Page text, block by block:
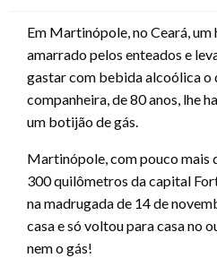
Em Martinópole, no Ceará, um
amarrado pelos enteados e
gastar com bebida alcoólica o
companheira, de 80 anos, lhe
um botijão de gás.
Martinópole, com pouco mais
300 quilômetros da capital
na madrugada de 14 de
casa e só voltou para casa no
nem o gás!